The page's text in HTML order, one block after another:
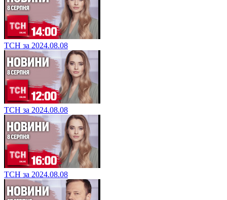
ТСН за 2024.08.08
ТСН за 2024.08.08
ТСН за 2024.08.08